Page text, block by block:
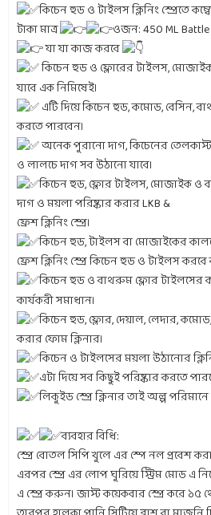
কিচেন হুড ও টাইলস ক্লিনিং স্প্রেতে
টাকা মাত্র
ওজন: 450 ML Battle
যা যা কাজ করবে
কিচেন হুড ও ফ্লোরের টাইলস,
যাবে এক নিমিষেই।
এটি দিয়ে কিচেন হুড, কমোড, বেসিন,
করতে পারবেন।
অনেক পুরানো দাগ, কিচেনের
ও লালচে দাগ সব উঠানো যাবে।
কিচেন হুড, ফ্লোর টাইলস, মোজাইক ও
দাগ ও ময়লা পরিষ্কার করার LKB &
ফ্রেশ ক্লিনিং স্প্রে।
কিচেন হুড, টাইলস বা মোজাইকের
ফ্রেশ ক্লিনিং স্প্রে কিচেন হুড ও টাইলস
কিচেন হুড ও বাথরুম ফ্লোর টাইলসের
কার্যকরী সমাধান।
কিচেন হুড, ফ্লোর, দেয়াল, লেদার,
করার ফোম ক্লিনার।
কিচেন ও টাইলসের ময়লা উঠানোর
এটা দিয়ে সব কিছুই পরিষ্কার করতে
লিকুইড স্প্রে ক্লিনার তাই অল্প
ব্যবহার বিধি:
স্প্রে বোতল সিপি খুলে এর স্পে নল প্রবেশ
এরপর স্প্রে এর লোপ ঘুরিয়ে স্ট্রিম মোড এ
এ স্প্রে করুন। জাস্ট কয়েকবার স্প্রে করে